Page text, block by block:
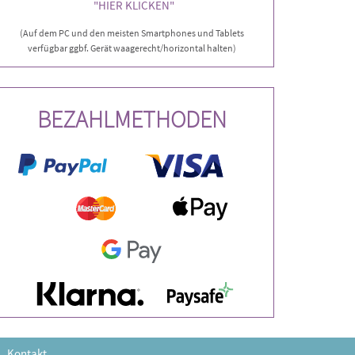
"HIER KLICKEN"
(Auf dem PC und den meisten Smartphones und Tablets
verfügbar ggbf. Gerät waagerecht/horizontal halten)
BEZAHLMETHODEN